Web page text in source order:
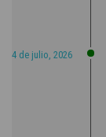
4 de julio, 2026